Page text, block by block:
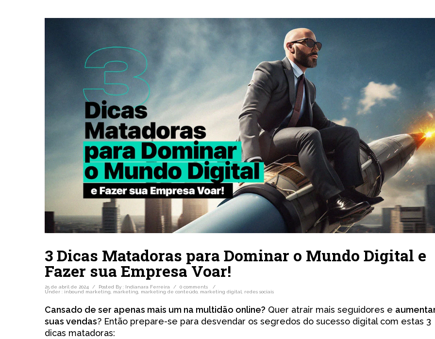
3 Dicas Matadoras para Dominar o Mundo Digital e
Fazer sua Empresa Voar!
25 de abril de 2024 / Posted By : Indianara Ferreira / 0 comments
/
Under : inbound marketing marketing marketing de conteúdo marketing digital redes sociais
Cansado de ser apenas mais um na multidão online? Quer atrair mais seguidores e
suas vendas? Então prepare-se para desvendar os segredos do sucesso digital com estas 3
dicas matadoras: